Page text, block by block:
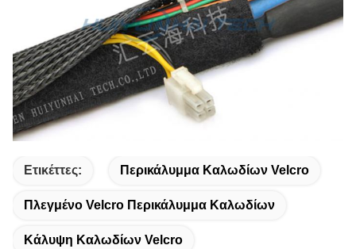
Ετικέττες: Περικάλυμμα Καλωδίων Velcro
Πλεγμένο Velcro Περικάλυμμα Καλωδίων
Κάλυψη Καλωδίων Velcro